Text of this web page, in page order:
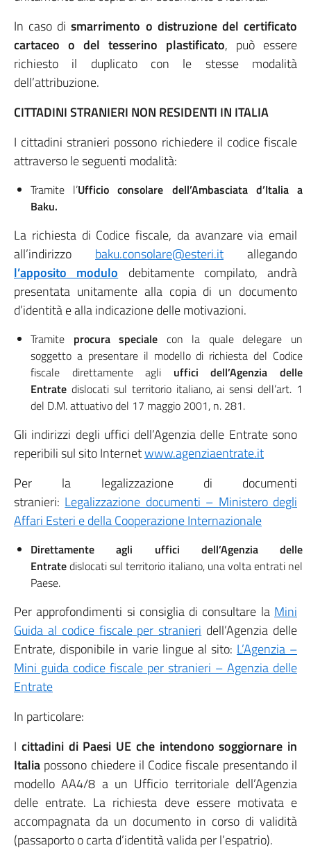
In caso dismarrimento o distruzione del certificato
cartaceo o del tesserino plastificato, può essere
richiesto il duplicato con le stesse modalità
dell’attribuzione.
CITTADINI STRANIERI NON RESIDENTI IN ITALIA
I cittadini stranieri possono richiedere il codice fiscale
attraverso le seguenti modalità:
Tramite l’Ufficio consolare dell’Ambasciata d’Italia a
Baku.
La richiesta di Codice fiscale, da avanzare via email
all’indirizzo baku.consolare@esteri.it allegando
l’apposito modulo debitamente compilato, andrà
presentata unitamente alla copia di un documento
d’identità e alla indicazione delle motivazioni.
Tramite procura speciale con la quale delegare un
soggetto a presentare il modello di richiesta del Codice
fiscale direttamente agli uffici dell’Agenzia delle
Entrate dislocati sul territorio italiano, ai sensi dell’art. 1
del D.M. attuativo del 17 maggio 2001, n. 281.
Gli indirizzi degli uffici dell’Agenzia delle Entrate sono
reperibili sul sito Internetwww.agenziaentrate.it
Per la legalizzazione di documenti
stranieri: Legalizzazione documenti – Ministero degli
Affari Esteri e della Cooperazione Internazionale
Direttamente agli uffici dell’Agenzia delle
Entratedislocati sul territorio italiano, una volta entrati nel
Paese.
Per approfondimenti si consiglia di consultare la Mini
Guida al codice fiscale per stranieri dell’Agenzia delle
Entrate, disponibile in varie lingue al sito: L’Agenzia –
Mini guida codice fiscale per stranieri – Agenzia delle
Entrate
In particolare:
I cittadini di Paesi UE che intendono soggiornare in
Italia possono chiedere il Codice fiscale presentando il
modello AA4/8 a un Ufficio territoriale dell’Agenzia
delle entrate. La richiesta deve essere motivata e
accompagnata da un documento in corso di validità
(passaporto o carta d’identità valida per l’espatrio).